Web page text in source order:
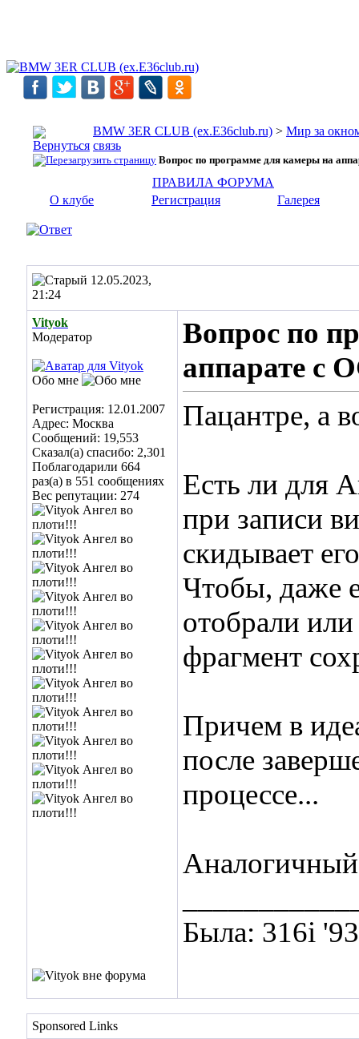
BMW 3ER CLUB (ex.E36club.ru) > Мир за
связь
Вопрос по программе для камеры на
ПРАВИЛА ФОРУМА
О клубе
Регистрация Галерея
12.05.2023,
21:24
Vityok
Модератор
Обо мне
Регистрация: 12.01.2007
Адрес: Москва
Сообщений: 19,553
Сказал(а) спасибо: 2,301
Поблагодарили 664
раз(а) в 551 сообщениях
Вес репутации: 274
Вопрос по
аппарате с
Пацантре, а
Есть ли для
при записи
скидывает
Чтобы, даже
отобрали
фрагмент
Причем в
после
процессе...
Была: 316i
Sponsored Links